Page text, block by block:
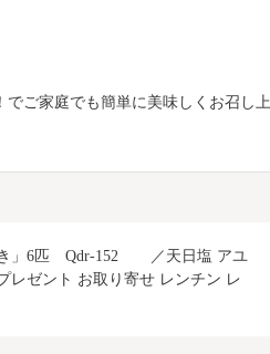
ご家庭でも簡単に美味しくお召し上
152	／天日塩 アユ
レゼント お取り寄せ レンチン レ